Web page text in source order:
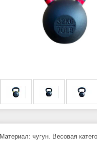
Материал: чугун. Весовая